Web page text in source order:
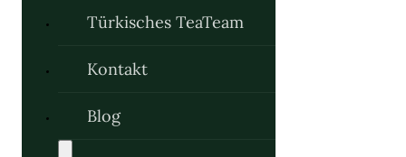
Türkisches TeaTeam
Kontakt
Blog